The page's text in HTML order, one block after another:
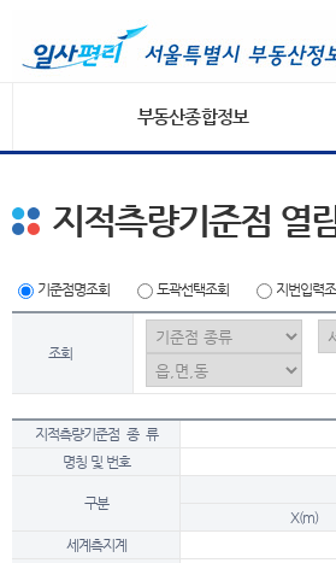
부동산종합정보
지적측량기준점 열
기준점명조회 도곽선택조회 지번입력
조회
지적측량기준점 종 류
명칭 및 번호
구분
X(m)
세계측지계